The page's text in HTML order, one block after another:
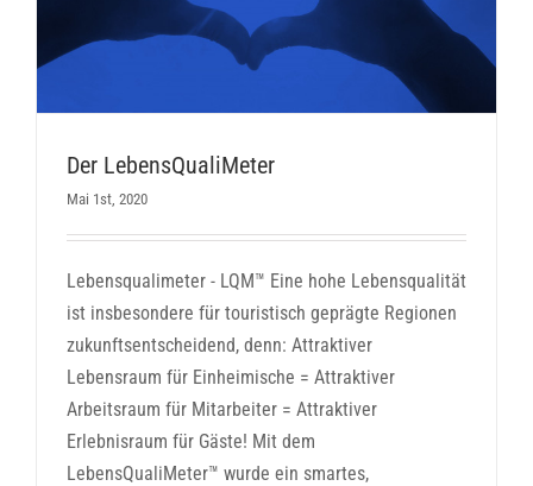
Der LebensQualiMeter
Mai 1st, 2020
Lebensqualimeter - LQM™ Eine hohe Lebensqualität
ist insbesondere für touristisch geprägte Regionen
zukunftsentscheidend, denn: Attraktiver
Lebensraum für Einheimische = Attraktiver
Arbeitsraum für Mitarbeiter = Attraktiver
Erlebnisraum für Gäste! Mit dem
LebensQualiMeter™ wurde ein smartes,